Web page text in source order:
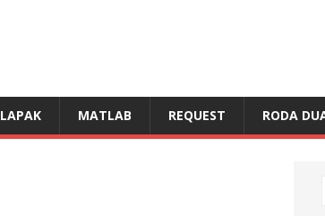
LAPAK MATLAB REQUEST RODA